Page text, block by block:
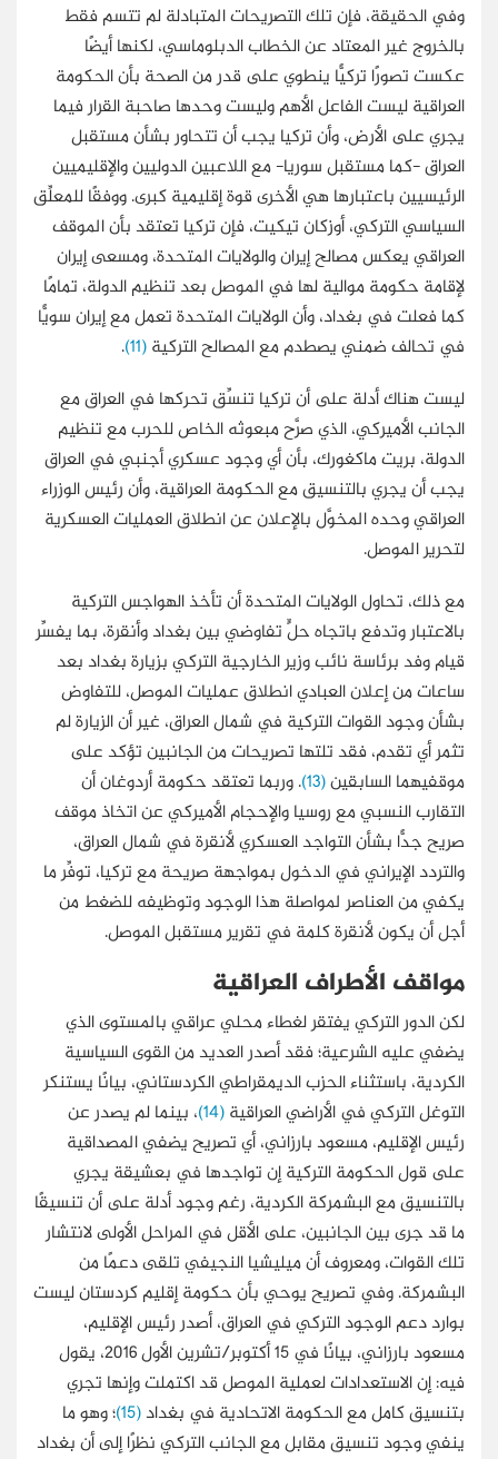
وفي الحقيقة، فإن تلك التصريحات المتبادلة لم تتسم فقط
بالخروج غير المعتاد عن الخطاب الدبلوماسي، لكنها أيضًا
عكست تصورًا تركيًّا ينطوي على قدر من الصحة بأن الحكومة
العراقية ليست الفاعل الأهم وليست وحدها صاحبة القرار فيما
يجري على الأرض، وأن تركيا يجب أن تتحاور بشأن مستقبل
العراق -كما مستقبل سوريا- مع اللاعبين الدوليين والإقليميين
الرئيسيين باعتبارها هي الأخرى قوة إقليمية كبرى. ووفقًا للمعلِّق
السياسي التركي، أوزكان تيكيت، فإن تركيا تعتقد بأن الموقف
العراقي يعكس مصالح إيران والولايات المتحدة، ومسعى إيران
لإقامة حكومة موالية لها في الموصل بعد تنظيم الدولة، تمامًا
كما فعلت في بغداد، وأن الولايات المتحدة تعمل مع إيران سويًّا
في تحالف ضمني يصطدم مع المصالح التركية(11)
.
ليست هناك أدلة على أن تركيا تنسِّق تحركها في العراق مع
الجانب الأميركي، الذي صرَّح مبعوثه الخاص للحرب مع تنظيم
الدولة، بريت ماكغورك، بأن أي وجود عسكري أجنبي في العراق
يجب أن يجري بالتنسيق مع الحكومة العراقية، وأن رئيس الوزراء
العراقي وحده المخوَّل بالإعلان عن انطلاق العمليات العسكرية
لتحرير الموصل.
مع ذلك، تحاول الولايات المتحدة أن تأخذ الهواجس التركية
بالاعتبار وتدفع باتجاه حلٍّ تفاوضي بين بغداد وأنقرة، بما يفسِّر
قيام وفد برئاسة نائب وزير الخارجية التركي بزيارة بغداد بعد
ساعات من إعلان العبادي انطلاق عمليات الموصل، للتفاوض
بشأن وجود القوات التركية في شمال العراق، غير أن الزيارة لم
تثمر أي تقدم، فقد تلتها تصريحات من الجانبين تؤكد على
موقفيهما السابقين(13)
. وربما تعتقد حكومة أردوغان أن
التقارب النسبي مع روسيا والإحجام الأميركي عن اتخاذ موقف
صريح جدًّا بشأن التواجد العسكري لأنقرة في شمال العراق،
والتردد الإيراني في الدخول بمواجهة صريحة مع تركيا، توفِّر ما
يكفي من العناصر لمواصلة هذا الوجود وتوظيفه للضغط من
أجل أن يكون لأنقرة كلمة في تقرير مستقبل الموصل.
مواقف الأطراف العراقية
لكن الدور التركي يفتقر لغطاء محلي عراقي بالمستوى الذي
يضفي عليه الشرعية؛ فقد أصدر العديد من القوى السياسية
الكردية، باستثناء الحزب الديمقراطي الكردستاني، بيانًا يستنكر
التوغل التركي في الأراضي العراقية(14)
، بينما لم يصدر عن
رئيس الإقليم، مسعود بارزاني، أي تصريح يضفي المصداقية
على قول الحكومة التركية إن تواجدها في بعشيقة يجري
بالتنسيق مع البشمركة الكردية، رغم وجود أدلة على أن تنسيقًا
ما قد جرى بين الجانبين، على الأقل في المراحل الأولى لانتشار
تلك القوات، ومعروف أن ميليشيا النجيفي تلقى دعمًا من
البشمركة. وفي تصريح يوحي بأن حكومة إقليم كردستان ليست
بوارد دعم الوجود التركي في العراق، أصدر رئيس الإقليم،
مسعود بارزاني، بيانًا في 15 أكتوبر/تشرين الأول 2016، يقول
فيه: إن الاستعدادات لعملية الموصل قد اكتملت وإنها تجري
بتنسيق كامل مع الحكومة الاتحادية في بغداد(15)
؛ وهو ما
ينفي وجود تنسيق مقابل مع الجانب التركي نظرًا إلى أن بغداد